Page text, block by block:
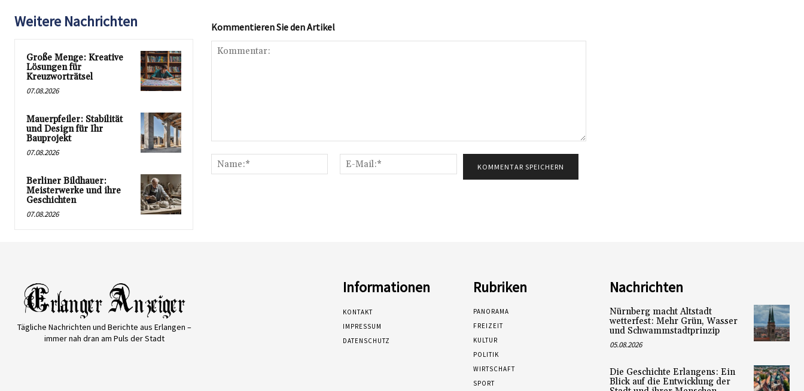
Weitere Nachrichten
Große Menge: Kreative
Lösungen für
Kreuzworträtsel
07.08.2026
Mauerpfeiler: Stabilität
und Design für Ihr
Bauprojekt
07.08.2026
Berliner Bildhauer:
Meisterwerke und ihre
Geschichten
07.08.2026
Kommentieren Sie den Artikel
Name:*
Mail:*
Tägliche Nachrichten und Berichte aus Erlangen –
immer nah dran am Puls der Stadt
Informationen
KONTAKT
IMPRESSUM
DATENSCHUTZ
Rubriken
PANORAMA
FREIZEIT
KULTUR
POLITIK
WIRTSCHAFT
SPORT
Nachrichten
Nürnberg macht Altstadt
wetterfest: Mehr Grün, Wasser
und Schwammstadtprinzip
05.08.2026
Die Geschichte Erlangens: Ein
Blick auf die Entwicklung der